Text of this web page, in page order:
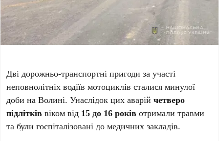
Дві дорожньо-транспортні пригоди за участі
неповнолітніх водіїв мотоциклів сталися минулої
доби на Волині. Унаслідок цих аварійчетверо
підлітків віком від 15 до 16 років отримали травми
та були госпіталізовані до медичних закладів.